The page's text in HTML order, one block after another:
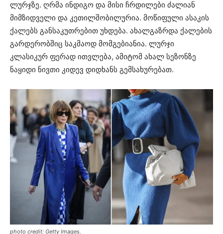
ლურჯზე. ღრმა ინდიგო და მისი ჩრდილები ძალიან
მიმზიდველი და კეთილშობილურია. მოწიფული ასაკის
ქალებს განსაკუთრებით უხდება. ახალგაზრდა ქალების
გარდერობშიც საკმაოდ მომგებიანია. ლურჯი
კლასიკურ ფერად ითვლება, ამიტომ ახალ სეზონზე
ნაყიდი ნივთი კიდევ დიდხანს გემსახურებათ.
photo credit: Getty Images.